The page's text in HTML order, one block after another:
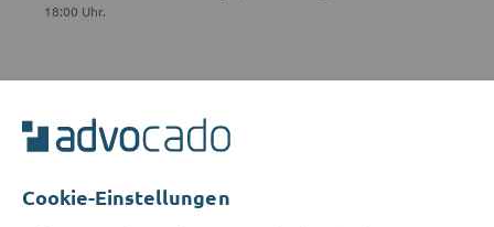
18:00 Uhr.
Unser Serviceteam ist von 8:00 bis 17:00 Uhr für Sie erreichbar.
E-Mail:
service@advocado.com
Cookie-Einstellungen